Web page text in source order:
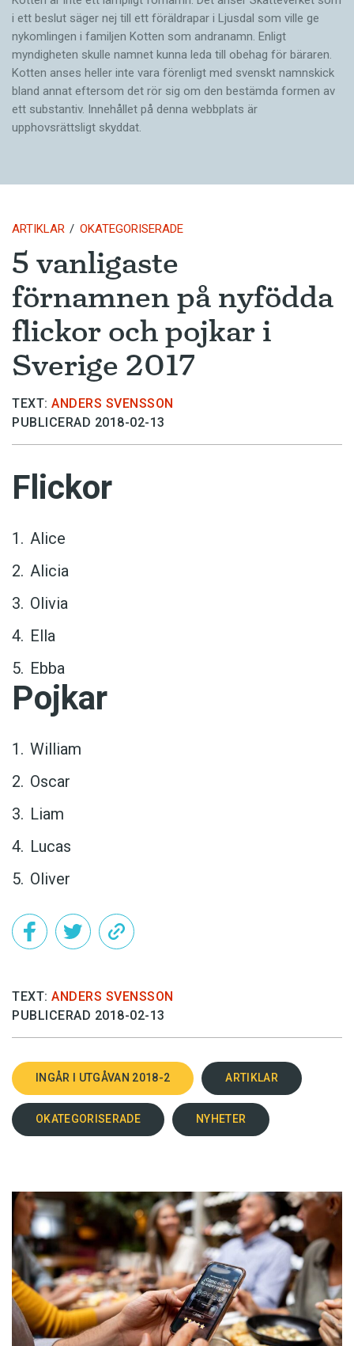
i ett beslut säger nej till ett föräldra­par i Ljusdal som ville ge
nykomlingen i familjen Kotten som andranamn. Enligt
myndigheten skulle namnet kunna leda till obehag för bäraren.
Kotten anses heller inte vara förenligt med svenskt namnskick
bland annat eftersom det rör sig om den bestämda formen av
ett substantiv. Innehållet på denna webbplats är
upphovsrättsligt skyddat.
ARTIKLAR OKATEGORISERADE
5 vanligaste
förnamnen på nyfödda
flickor och pojkar i
Sverige 2017
TEXT: ANDERS SVENSSON
PUBLICERAD 2018-02-13
Flickor
Alice
Alicia
Olivia
Ella
Ebba
Pojkar
William
Oscar
Liam
Lucas
Oliver
TEXT: ANDERS SVENSSON
PUBLICERAD 2018-02-13
INGÅR I UTGÅVAN 2018-2 ARTIKLAR
OKATEGORISERADE NYHETER